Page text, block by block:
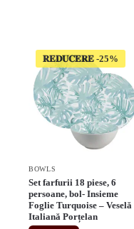
𝐑𝐄𝐃𝐔𝐂𝐄𝐑𝐄
BOWLS
Set farfurii 18 piese, 6
persoane, bol- Insieme
Foglie Turquoise – Veselă
Italiană Porțelan